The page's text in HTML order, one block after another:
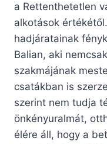
a Rettenthetetlen
alkotások
hadjáratainak
Balian, aki
szakmájának
csatákban is
szerint nem tudja
önkényuralmát,
élére áll, hogy a